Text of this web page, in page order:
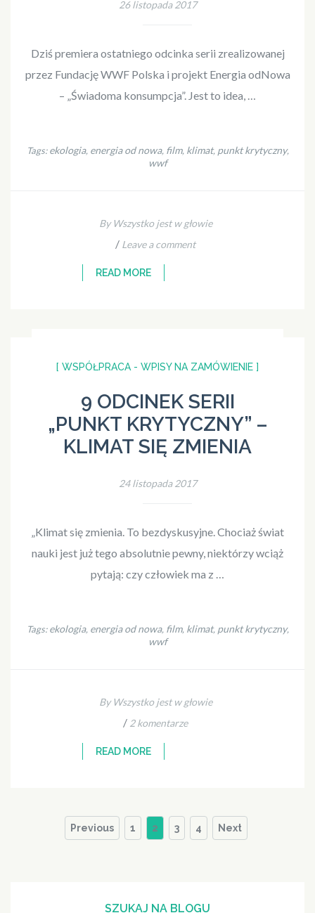
26 listopada 2017
Dziś premiera ostatniego odcinka serii zrealizowanej
przez Fundację WWF Polska i projekt Energia odNowa
– „Świadoma konsumpcja”. Jest to idea, …
Tags:ekologia, energia od nowa, film, klimat, punkt krytyczny,
wwf
By Wszystko jest w głowie
/ Leave a comment
READ MORE
[ WSPÓŁPRACA - WPISY NA ZAMÓWIENIE ]
9 ODCINEK SERII
„PUNKT KRYTYCZNY” –
KLIMAT SIĘ ZMIENIA
24 listopada 2017
„Klimat się zmienia. To bezdyskusyjne. Chociaż świat
nauki jest już tego absolutnie pewny, niektórzy wciąż
pytają: czy człowiek ma z …
Tags:ekologia, energia od nowa, film, klimat, punkt krytyczny,
wwf
By Wszystko jest w głowie
/ 2 komentarze
READ MORE
Stronicowanie
wpisów
Previous Page
1 Page
2 Page
3 Page
4 Next
SZUKAJ NA BLOGU